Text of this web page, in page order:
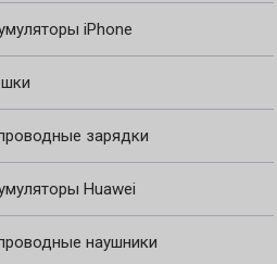
iPhone
зарядки
Huawei
наушники